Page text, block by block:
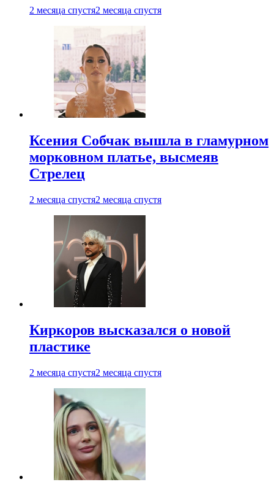
2 месяца спустя2 месяца спустя
Ксения Собчак вышла в гламурном
морковном платье, высмеяв
Стрелец
2 месяца спустя2 месяца спустя
Киркоров высказался о новой
пластике
2 месяца спустя2 месяца спустя